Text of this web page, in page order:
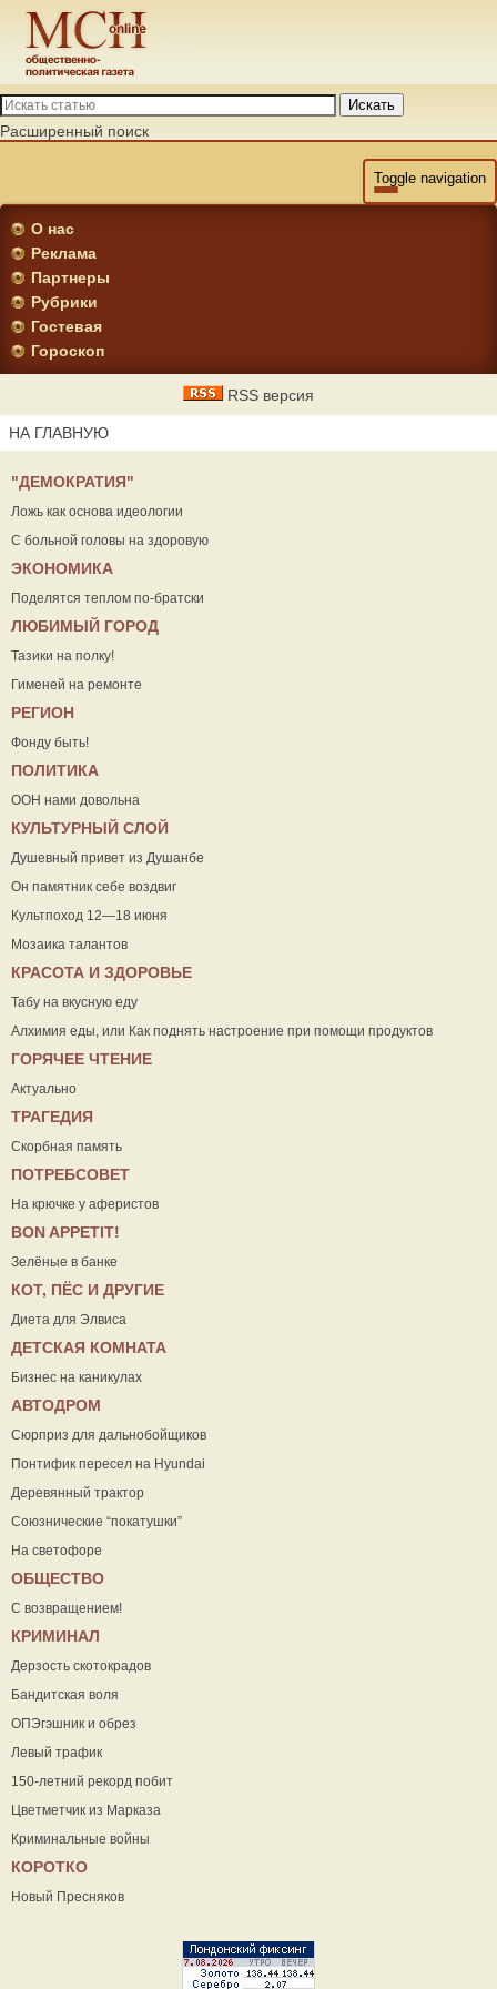
Искать
Расширенный поиск
Toggle navigation
О нас
Реклама
Партнеры
Рубрики
Гостевая
Гороскоп
RSS версия
НА ГЛАВНУЮ
"ДЕМОКРАТИЯ"
Ложь как основа идеологии
С больной головы на здоровую
ЭКОНОМИКА
Поделятся теплом по-братски
ЛЮБИМЫЙ ГОРОД
Тазики на полку!
Гименей на ремонте
РЕГИОН
Фонду быть!
ПОЛИТИКА
ООН нами довольна
КУЛЬТУРНЫЙ СЛОЙ
Душевный привет из Душанбе
Он памятник себе воздвиг
Культпоход 12—18 июня
Мозаика талантов
КРАСОТА И ЗДОРОВЬЕ
Табу на вкусную еду
Алхимия еды, или Как поднять настроение при помощи продуктов
ГОРЯЧЕЕ ЧТЕНИЕ
Актуально
ТРАГЕДИЯ
Скорбная память
ПОТРЕБСОВЕТ
На крючке у аферистов
ВON APPETIT!
Зелёные в банке
КОТ, ПЁС И ДРУГИЕ
Диета для Элвиса
ДЕТСКАЯ КОМНАТА
Бизнес на каникулах
АВТОДРОМ
Сюрприз для дальнобойщиков
Понтифик пересел на Hyundai
Деревянный трактор
Союзнические “покатушки”
На светофоре
ОБЩЕСТВО
С возвращением!
КРИМИНАЛ
Дерзость скотокрадов
Бандитская воля
ОПЭгэшник и обрез
Левый трафик
150-летний рекорд побит
Цветметчик из Марказа
Криминальные войны
КОРОТКО
Новый Пресняков